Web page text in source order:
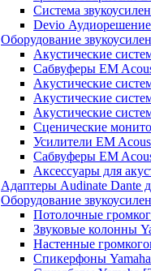
Система
Devio
Оборудование
Акустические
Сабвуферы EM
Акустические
Акустические
Акустические
Сценические
Усилители EM
Сабвуферы EM
Аксессуары для
Адаптеры Audinate Dante
Оборудование
Потолочные
Звуковые колонны
Настенные
Спикерфоны Yamaha